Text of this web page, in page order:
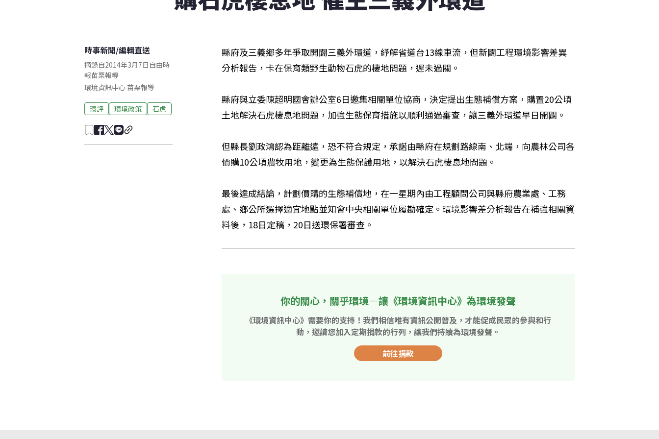
時事新聞/編輯直送
摘錄自2014年3月7日自由時
報苗栗報導
環境資訊中心苗栗報導
環評 環境政策 石虎
縣府及三義鄉多年爭取開闢三義外環道，紓解省道台13線車流，但新闢工程環境影響差異
分析報告，卡在保育類野生動物石虎的棲地問題，遲未過關。
縣府與立委陳超明國會辦公室6日邀集相關單位協商，決定提出生態補償方案，購置20公頃
土地解決石虎棲息地問題，加強生態保育措施以順利通過審查，讓三義外環道早日開闢。
但縣長劉政鴻認為距離遠，恐不符合規定，承諾由縣府在規劃路線南、北端，向農林公司各
價購10公頃農牧用地，變更為生態保護用地，以解決石虎棲息地問題。
最後達成結論，計劃價購的生態補償地，在一星期內由工程顧問公司與縣府農業處、工務
處、鄉公所選擇適宜地點並知會中央相關單位履勘確定。環境影響差分析報告在補強相關資
料後，18日定稿，20日送環保署審查。
你的關心，關乎環境—讓《環境資訊中心》為環境發聲
《環境資訊中心》需要你的支持！我們相信唯有資訊公開普及，才能促成民眾的參與和行
動，邀請您加入定期捐款的行列，讓我們持續為環境發聲。
前往捐款